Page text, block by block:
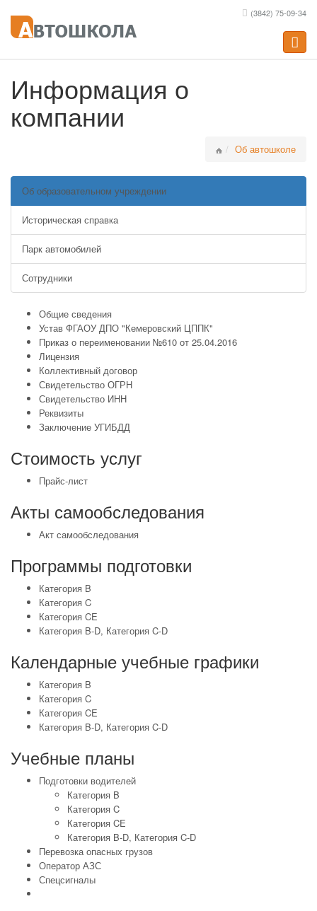
(3842) 75-09-34
Toggle
Информация о
компании
Об автошколе
Об образовательном учреждении
Историческая справка
Парк автомобилей
Сотрудники
Общие сведения
Устав ФГАОУ ДПО "Кемеровский ЦППК"
Приказ о переименовании №610 от 25.04.2016
Лицензия
Коллективный договор
Свидетельство ОГРН
Свидетельство ИНН
Реквизиты
Заключение УГИБДД
Стоимость услуг
Прайс-лист
Акты самообследования
Акт самообследования
Программы подготовки
Категория B
Категория C
Категория CE
Категория B-D, Категория C-D
Календарные учебные графики
Категория B
Категория C
Категория CE
Категория B-D, Категория C-D
Учебные планы
Подготовки водителей
Категория B
Категория C
Категория CE
Категория B-D, Категория C-D
Перевозка опасных грузов
Оператор АЗС
Спецсигналы